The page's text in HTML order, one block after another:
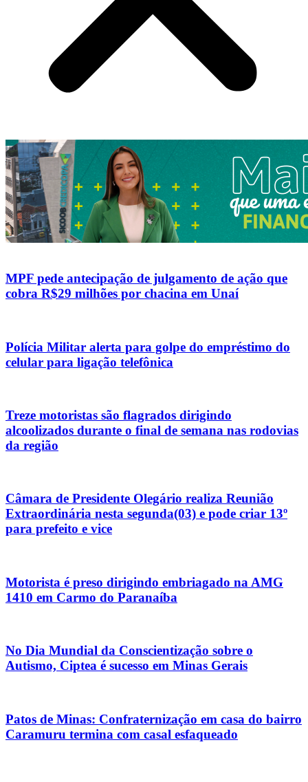
MPF pede antecipação de julgamento de ação que
cobra R$29 milhões por chacina em Unaí
Polícia Militar alerta para golpe do empréstimo do
celular para ligação telefônica
Treze motoristas são flagrados dirigindo
alcoolizados durante o final de semana nas rodovias
da região
Câmara de Presidente Olegário realiza Reunião
Extraordinária nesta segunda(03) e pode criar 13º
para prefeito e vice
Motorista é preso dirigindo embriagado na AMG
1410 em Carmo do Paranaíba
No Dia Mundial da Conscientização sobre o
Autismo, Ciptea é sucesso em Minas Gerais
Patos de Minas: Confraternização em casa do bairro
Caramuru termina com casal esfaqueado